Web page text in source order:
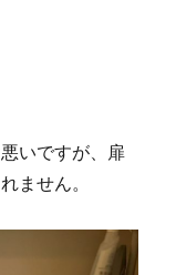
いですが、扉
ません。